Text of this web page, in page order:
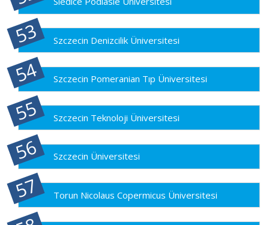
Szczecin Denizcilik Üniversitesi
Szczecin Pomeranian Tıp Üniversitesi
Szczecin Teknoloji Üniversitesi
Szczecin Üniversitesi
Torun Nicolaus Copermicus Üniversitesi